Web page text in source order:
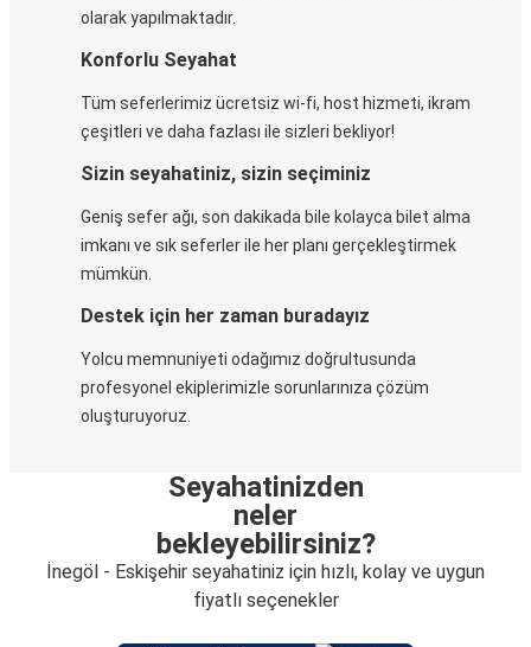
olarak yapılmaktadır.
Konforlu Seyahat
Tüm seferlerimiz ücretsiz wi-fi, host hizmeti, ikram
çeşitleri ve daha fazlası ile sizleri bekliyor!
Sizin seyahatiniz, sizin seçiminiz
Geniş sefer ağı, son dakikada bile kolayca bilet alma
imkanı ve sık seferler ile her planı gerçekleştirmek
mümkün.
Destek için her zaman buradayız
Yolcu memnuniyeti odağımız doğrultusunda
profesyonel ekiplerimizle sorunlarınıza çözüm
oluşturuyoruz.
Seyahatinizden
neler
bekleyebilirsiniz?
İnegöl - Eskişehir seyahatiniz için hızlı, kolay ve uygun
fiyatlı seçenekler